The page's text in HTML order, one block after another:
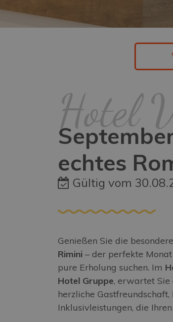
Hotel
echtes
Gültig vom
Genießen Sie die
Rimini – der perfekte
pure Erholung suchen. Im
Hotel Gruppe, erwartet Sie
herzliche
Inklusivleistungen, die